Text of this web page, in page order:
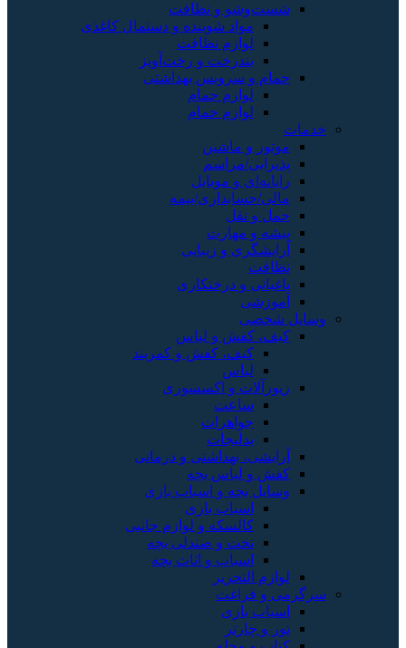
شست‌وشو و نظافت
مواد شوینده و دستمال کاغذی
لوازم نظافت
بندرخت و رخت‌آویز
حمام و سرویس بهداشتی
لوازم حمام
لوازم حمام
خدمات
موتور و ماشین
پذیرایی/مراسم
رایانه‌ای و موبایل
مالی/حسابداری/بیمه
حمل و نقل
پیشه و مهارت
آرایشگری و زیبایی
نظافت
باغبانی و درختکاری
آموزشی
وسایل شخصی
کیف، کفش و لباس
کیف، کفش و کمربند
لباس
زیورآلات و اکسسوری
ساعت
جواهرات
بدلیجات
آرایشی، بهداشتی و درمانی
کفش و لباس بچه
وسایل بچه و اسباب بازی
اسباب بازی
کالسکه و لوازم جانبی
تخت و صندلی بچه
اسباب و اثاث بچه
لوازم التحریر
سرگرمی و فراغت
اسباب‌ بازی
تور و چارتر